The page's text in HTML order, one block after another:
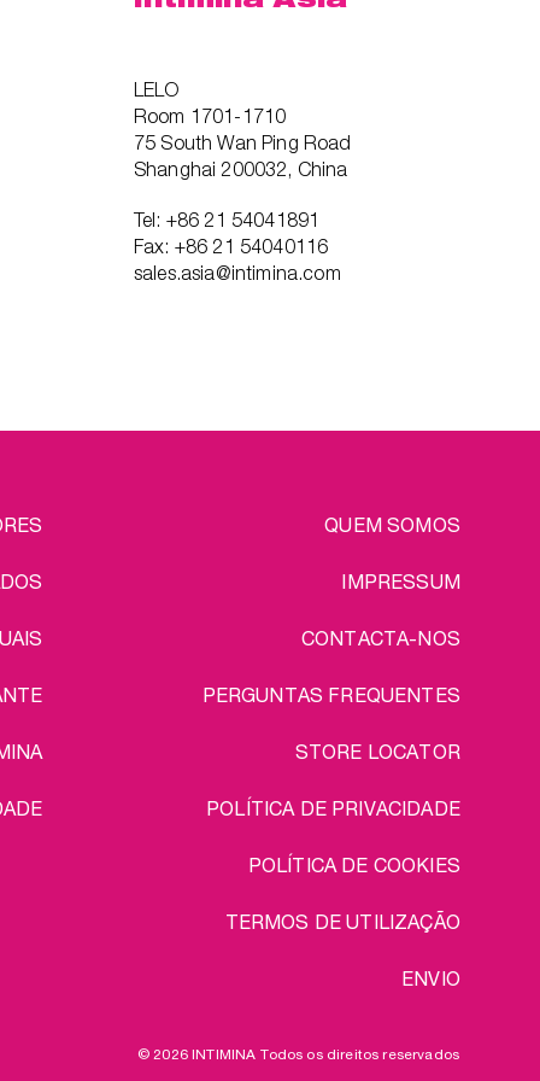
LELO
Room 1701-1710
75 South Wan Ping Road
Shanghai 200032, China
Tel: +86 21 54041891
Fax: +86 21 54040116
sales.asia@intimina.com
QUEM SOMOS
IMPRESSUM
CONTACTA-NOS
PERGUNTAS FREQUENTES
STORE LOCATOR
POLÍTICA DE PRIVACIDADE
POLÍTICA DE COOKIES
TERMOS DE UTILIZAÇÃO
ENVIO
© 2026 INTIMINA Todos os direitos reservados